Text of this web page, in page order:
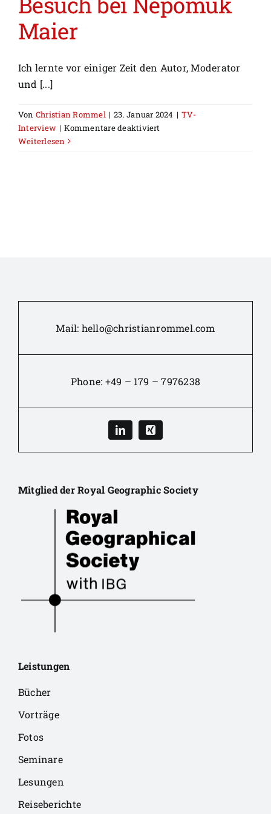
Maier
Ich lernte vor einiger Zeit den Autor, Moderator
und [...]
Von Christian Rommel | 23. Januar 2024 | TV-
Interview | Kommentare deaktiviert
Weiterlesen
Mail: hello@christianrommel.com
Phone: +49 – 179 – 7976238
Mitglied der Royal Geographic Society
Leistungen
Bücher
Vorträge
Fotos
Seminare
Lesungen
Reiseberichte